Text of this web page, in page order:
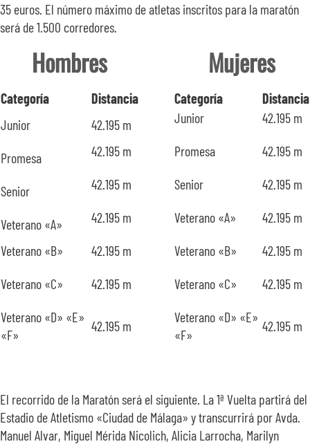
35 euros. El número máximo de atletas inscritos para la maratón
será de 1.500 corredores.
Hombres Mujeres
Categoría Distancia Categoría
Distancia
Junior
42.195 m Junior 42.195 m
Promesa 42.195 m Promesa 42.195 m
Senior 42.195 m Senior 42.195 m
Veterano «A» 42.195 m Veterano «A»
42.195 m
Veterano «B»
42.195 m Veterano «B»
42.195 m
Veterano «C»
42.195 m Veterano «C»
42.195 m
Veterano «D» «E»
«F»
42.195 m
Veterano «D» «E»
«F»
42.195 m
El recorrido de la Maratón será el siguiente. La 1ª Vuelta partirá del
Estadio de Atletismo «Ciudad de Málaga» y transcurrirá por Avda.
Manuel Alvar, Miguel Mérida Nicolich, Alicia Larrocha, Marilyn